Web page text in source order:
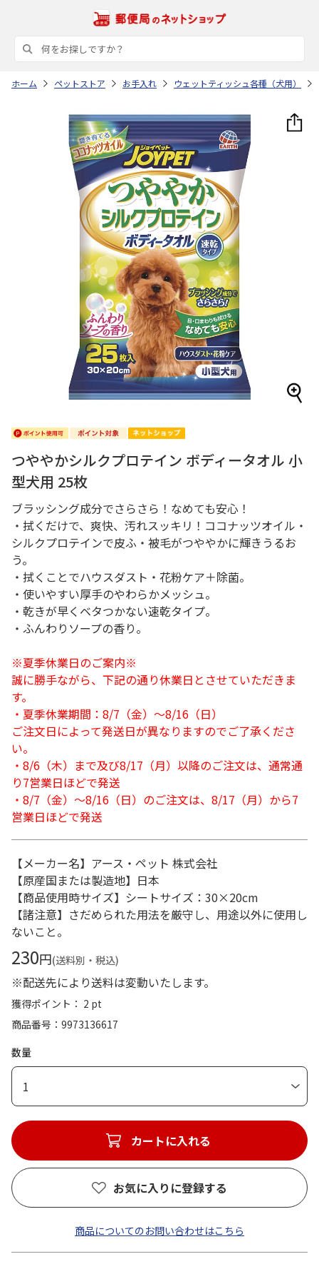
ホーム ペットストア お手入れ ウェットティッシュ各種（犬用）
つややかシルクプロテイン ボディータオル 小
型犬用 25枚
ブラッシング成分でさらさら！なめても安心！
・拭くだけで、爽快、汚れスッキリ！ココナッツオイル・
シルクプロテインで皮ふ・被毛がつややかに輝きうるお
う。
・拭くことでハウスダスト・花粉ケア＋除菌。
・使いやすい厚手のやわらかメッシュ。
・乾きが早くベタつかない速乾タイプ。
・ふんわりソープの香り。
※夏季休業日のご案内※
誠に勝手ながら、下記の通り休業日とさせていただきま
す。
・夏季休業期間：8/7（金）～8/16（日）
ご注文日によって発送日が異なりますのでご了承くださ
い。
・8/6（木）まで及び8/17（月）以降のご注文は、通常通
り7営業日ほどで発送
・8/7（金）～8/16（日）のご注文は、8/17（月）から7
営業日ほどで発送
【メーカー名】アース・ペット 株式会社
【原産国または製造地】日本
【商品使用時サイズ】シートサイズ：30×20cm
【諸注意】さだめられた用法を厳守し、用途以外に使用し
ないこと。
230円(送料別・税込)
※配送先により送料は変動いたします。
獲得ポイント： 2 pt
商品番号
9973136617
数量
1
カートに入れる
お気に入りに登録する
商品についてのお問い合わせはこちら